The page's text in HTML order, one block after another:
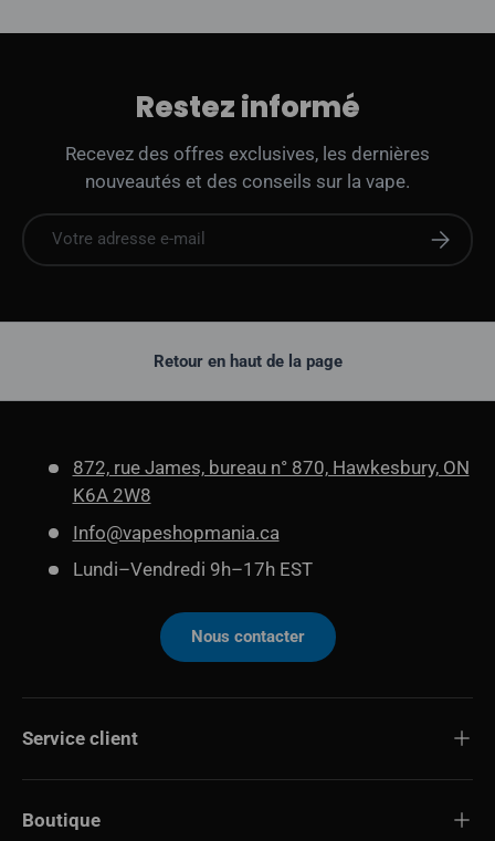
Restez informé
Recevez des offres exclusives, les dernières
nouveautés et des conseils sur la vape.
E-mail
Retour en haut de la page
872, rue James, bureau n° 870, Hawkesbury, ON
K6A 2W8
Info@vapeshopmania.ca
Lundi–Vendredi 9h–17h EST
Nous contacter
Service client
Boutique